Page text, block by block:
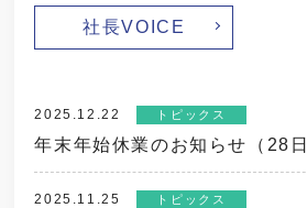
社長VOICE
2025.12.22 トピックス
年末年始休業のお知らせ（28日
2025.11.25 トピックス